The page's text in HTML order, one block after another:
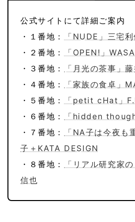
公式サイトにて詳細ご案内
・１番地：
「NUDE」三宅利
・２番地：
「OPEN!」
・３番地：
「月光の茶事」
・４番地：
「家族の食卓」
・５番地：
「petit cHat」
・６番地：
「hidden
・７番地：
「NA子は今夜も
子＋KATA DESIGN
・８番地：
「リアル研究家
信也